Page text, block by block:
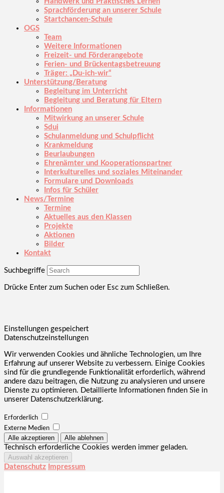
Sprachförderung an unserer Schule
Startchancen-Schule
OGS
Team
Weitere Informationen
Freizeit- und Förderangebote
Ferien- und Brückentagsbetreuung
Träger: „Du-ich-wir“
Unterstützung/Beratung
Begleitung im Unterricht
Begleitung und Beratung für Eltern
Informationen
Mitwirkung an unserer Schule
Sdui
Schulanmeldung und Schulpflicht
Krankmeldung
Beurlaubungen
Ehrenämter und Kooperationspartner
Interkulturelles und soziales Miteinander
Formulare und Downloads
Infos für Schüler
News/Termine
Termine
Aktuelles aus den Klassen
Projekte
Aktionen
Bilder
Kontakt
Suchbegriffe
Drücke Enter zum Suchen oder Esc zum Schließen.
Einstellungen gespeichert
Datenschutzeinstellungen
Wir verwenden Cookies und ähnliche Technologien, um Ihre
Erfahrung auf unserer Website zu verbessern. Einige Cookies
sind für die grundlegende Funktionalität erforderlich, während
andere dazu beitragen, die Nutzung zu analysieren und unsere
Dienste zu optimieren. Detaillierte Informationen finden Sie in
unserer Datenschutzerklärung.
Erforderlich
Externe Medien
Technisch erforderliche Cookies werden immer geladen.
Datenschutz Impressum